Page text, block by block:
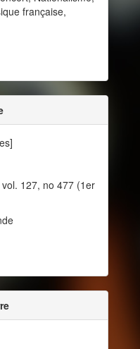
française,
127, no 477 (1er